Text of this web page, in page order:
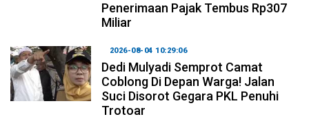
Penerimaan Pajak Tembus Rp307
Miliar
2026-08-04 10:29:06
Dedi Mulyadi Semprot Camat
Coblong Di Depan Warga! Jalan
Suci Disorot Gegara PKL Penuhi
Trotoar